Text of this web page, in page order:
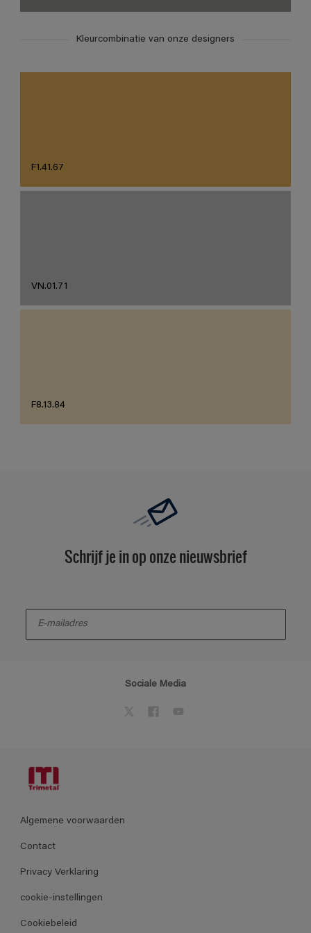
Kleurcombinatie van onze designers
F1.41.67
VN.01.71
F8.13.84
Schrijf je in op onze nieuwsbrief
Sociale Media
Algemene voorwaarden
Contact
Privacy Verklaring
cookie-instellingen
Cookiebeleid